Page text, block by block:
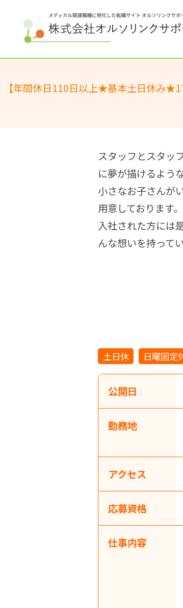
【年間休日110日以上★基本土日休み
スタッフとスタッ
に夢が描けるよう
小さなお子さんが
用意しております。
入社された方には
んな想いを持ってい
土日休 日曜固定
公開日
勤務地
アクセス
応募資格
仕事内容